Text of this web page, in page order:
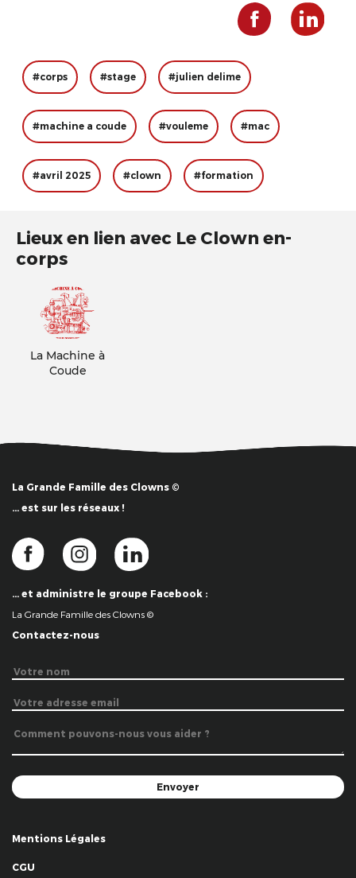
#corps #stage #julien delime
#machine a coude #vouleme #mac
#avril 2025 #clown #formation
Lieux en lien avec Le Clown en-
corps
La Machine à
Coude
La Grande Famille des Clowns ©
… est sur les réseaux !
… et administre le groupe Facebook :
La Grande Famille des Clowns ©
Contactez-nous
Mentions Légales
CGU